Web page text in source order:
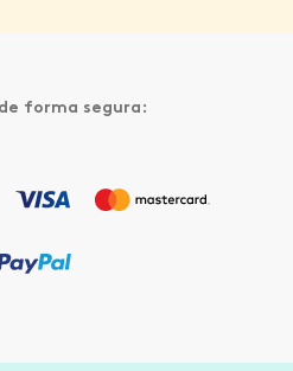
forma segura: